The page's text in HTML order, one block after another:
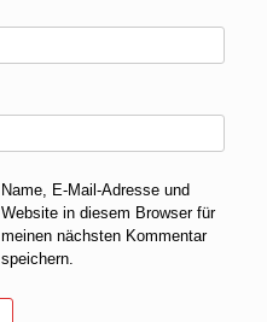
Name, E-Mail-Adresse und
Website in diesem Browser für
meinen nächsten Kommentar
speichern.